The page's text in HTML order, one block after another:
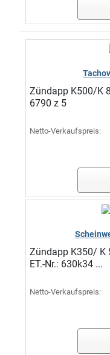
Zündapp K500/K
6790 z 5
Netto-Verkaufspreis:
Zündapp K350/ K
ET.-Nr.: 630k34 ...
Netto-Verkaufspreis: